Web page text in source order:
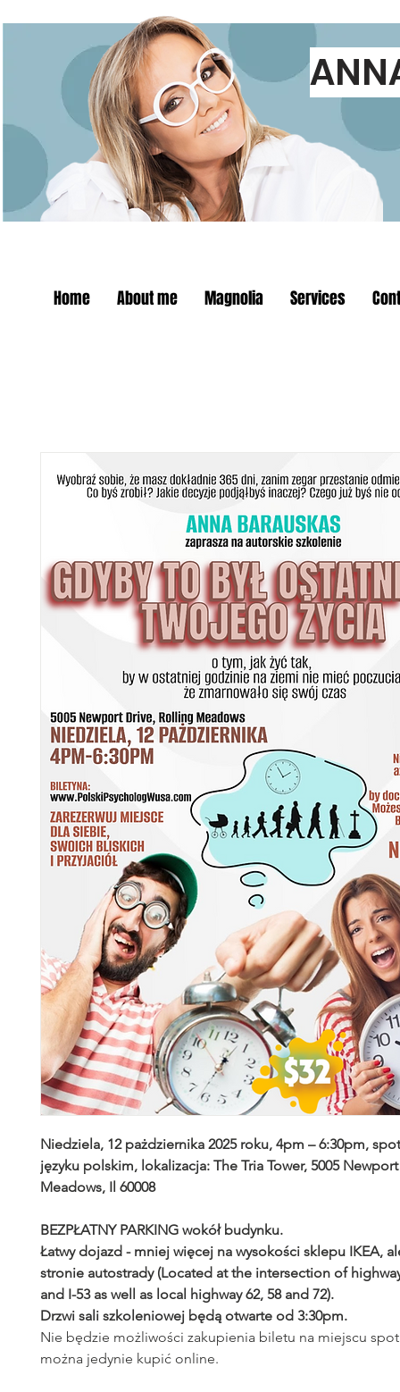
Home About me Magnolia Services
Niedziela, 12 pażdziernika 2025 roku, 4pm – 6:30pm,
języku polskim, lokalizacja: The Tria Tower, 5005
Meadows, Il 60008
BEZPŁATNY PARKING wokół budynku.
Łatwy dojazd - mniej więcej na wysokości sklepu IKEA,
stronie autostrady (Located at the intersection of
and I-53 as well as local highway 62, 58 and 72).
Drzwi sali szkoleniowej będą otwarte od 3:30pm.
Nie będzie możliwości zakupienia biletu na miejscu
można jedynie kupić online.